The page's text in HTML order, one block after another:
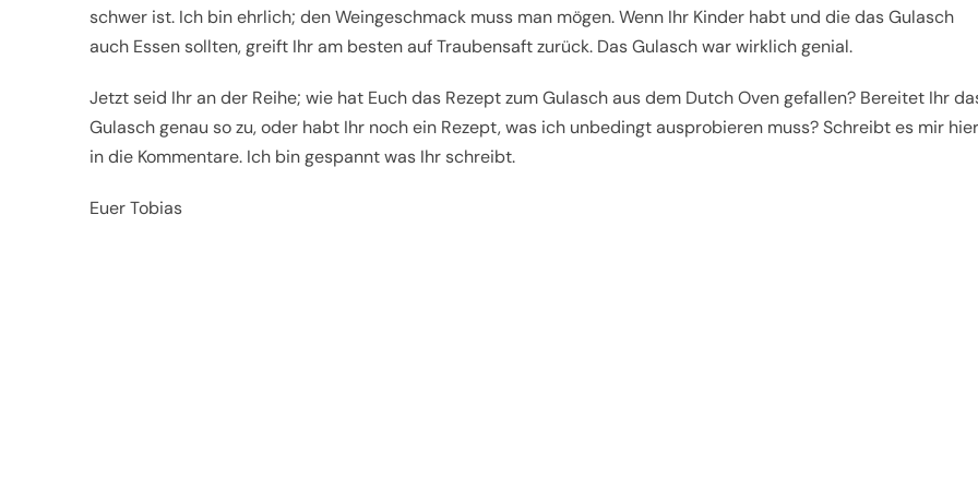
schwer ist. Ich bin ehrlich; den Weingeschmack muss man mögen. Wenn Ihr Kinder habt und die das Gulasch
auch Essen sollten, greift Ihr am besten auf Traubensaft zurück. Das Gulasch war wirklich genial.
Jetzt seid Ihr an der Reihe; wie hat Euch das Rezept zum Gulasch aus dem Dutch Oven gefallen? Bereitet Ihr
Gulasch genau so zu, oder habt Ihr noch ein Rezept, was ich unbedingt ausprobieren muss? Schreibt es mir hier
in die Kommentare. Ich bin gespannt was Ihr schreibt.
Euer Tobias